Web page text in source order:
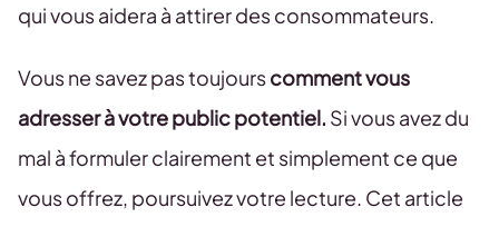
qui vous aidera à attirer des consommateurs.
Vous ne savez pas toujourscomment vous
adresser à votre public potentiel. Si vous avez du
mal à formuler clairement et simplement ce que
vous offrez, poursuivez votre lecture. Cet article